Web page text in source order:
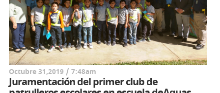
Octubre 31,2019 / 7:48am
Juramentación del primer club de